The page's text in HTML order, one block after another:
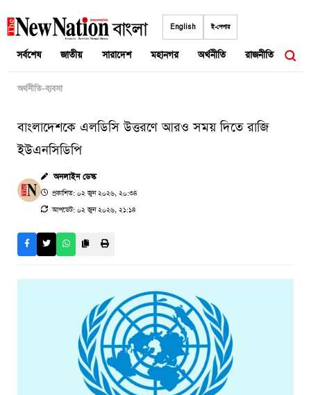
to
English ই-পেপার
সর্বশেষ জাতীয় সারাদেশ মহানগর অর্থনীতি রাজনীতি
অর্থনীতি-ব্যবসা
বাংলাদেশকে এলডিসি উত্তরণে আরও সময় দিতে রাজি
ইউএনসিডিপি
অনলাইন ডেস্ক
প্রকাশিত: ০২ জুন ২০২৬, ২০:৩৪
আপডেট: ০২ জুন ২০২৬, ২১:১৪